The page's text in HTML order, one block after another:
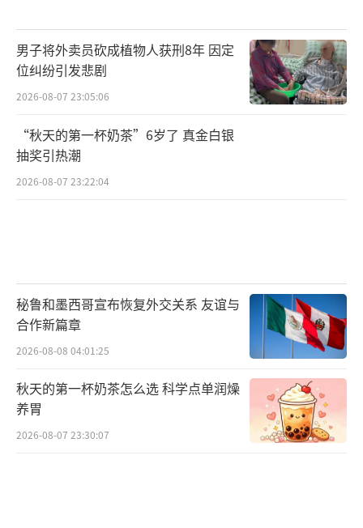
男子将外卖员砍成植物人获刑8年 因定
位纠纷引发悲剧
2026-08-07 23:05:06
“秋天的第一杯奶茶”6岁了 真金白银
抽奖引热潮
2026-08-07 23:22:04
秘鲁和墨西哥宣布恢复外交关系 友谊与
合作新篇章
2026-08-08 04:01:25
秋天的第一杯奶茶怎么选 科学点单润燥
养胃
2026-08-07 23:30:07